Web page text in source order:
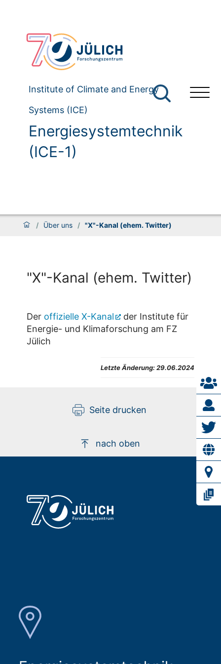
Institute of Climate and Energy
Systems (ICE)
Energiesystemtechnik
(ICE-1)
/ Über uns / "X"-Kanal (ehem. Twitter)
"X"-Kanal (ehem. Twitter)
Der offizielle X-Kanal
der Institute für
Energie- und Klimaforschung am FZ
Jülich
Letzte Änderung:29.06.2024
Seite drucken
nach oben